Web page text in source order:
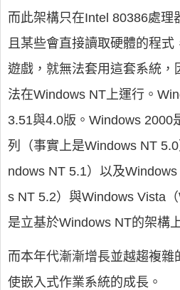
而此架構只在Intel 80386處理
且某些會直接讀取硬體的程式
遊戲，就無法套用這套系統，
法在Windows NT上運行。
3.51與4.0版。Windows 2000
列（事實上是Windows NT
ndows NT 5.1）以及
s NT 5.2）與Windows Vista
是立基於Windows NT的架構
而本年代漸漸增長並越趨複雜
使嵌入式作業系統的成長。